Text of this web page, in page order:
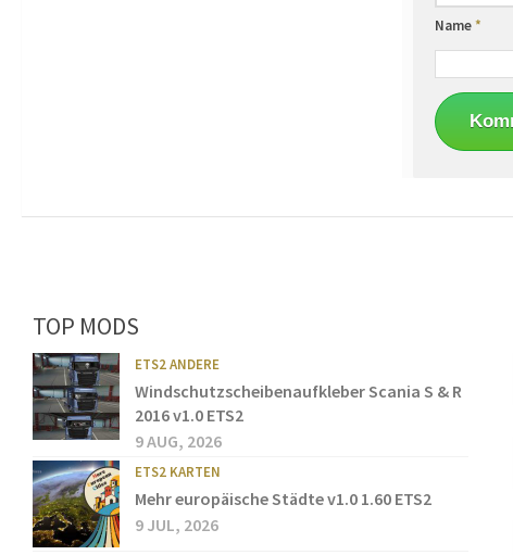
Name*
TOP MODS
ETS2 ANDERE
Windschutzscheibenaufkleber Scania S & R
2016 v1.0 ETS2
9 AUG, 2026
ETS2 KARTEN
Mehr europäische Städte v1.0 1.60 ETS2
9 JUL, 2026